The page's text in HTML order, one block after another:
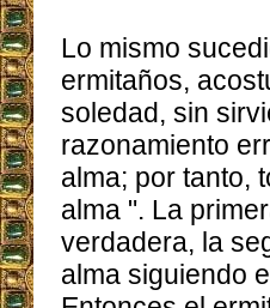
Lo mismo
ermitaños,
soledad, sin
razonamiento
alma; por tanto,
alma ". La
verdadera, la
alma siguiendo